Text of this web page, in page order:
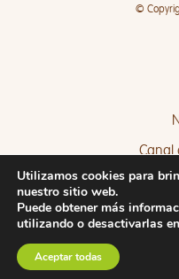
©
Canal
Utilizamos cookies para
nuestro sitio web.
Puede obtener más
utilizando o desactivarlas
Aceptar todas